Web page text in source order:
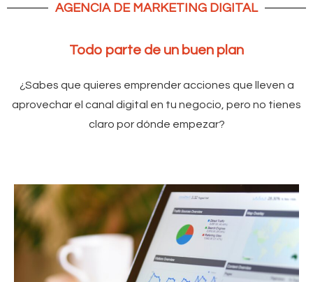
AGENCIA DE MARKETING DIGITAL
Todo parte de un buen plan
¿Sabes que quieres emprender acciones que lleven a
aprovechar el canal digital en tu negocio, pero no tienes
claro por dónde empezar?